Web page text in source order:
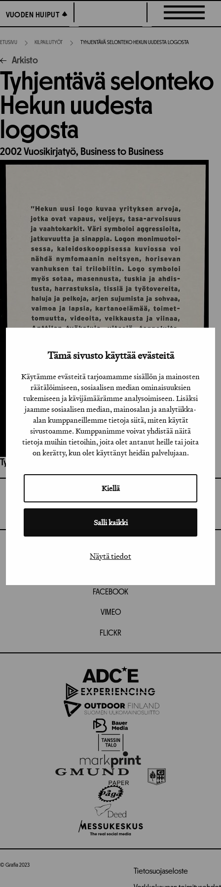
Tämä sivusto käyttää evästeitä
Käytämme evästeitä tarjoamamme sisällön ja mainosten
räätälöimiseen, sosiaalisen median ominaisuuksien
tukemiseen ja kävijämäärämme analysoimiseen. Lisäksi
jaamme sosiaalisen median, mainosalan ja analytiikka-
alan kumppaneillemme tietoja siitä, miten käytät
sivustoamme. Kumppanimme voivat yhdistää näitä
tietoja muihin tietoihin, joita olet antanut heille tai joita
on kerätty, kun olet käyttänyt heidän palvelujaan.
Kiellä
Salli kaikki
Näytä tiedot
suoraan
sisältöön
VUODEN HUIPUT
VUODEN HUIPUT
ETUSIVU KILPAILUTYÖT TYHJENTÄVÄ SELONTEKO HEKUN UUDESTA LOGOSTA
Arkisto
Tyhjentävä selonteko
Hekun uudesta
logosta
2002Vuosikirjatyö, Business to Business
Työhön osallistuneet henkilöt / tahot:
GRAFIA(AT)GRAFIA.FI
INSTAGRAM
FACEBOOK
VIMEO
FLICKR
© Grafia 2023
Tietosuojaseloste